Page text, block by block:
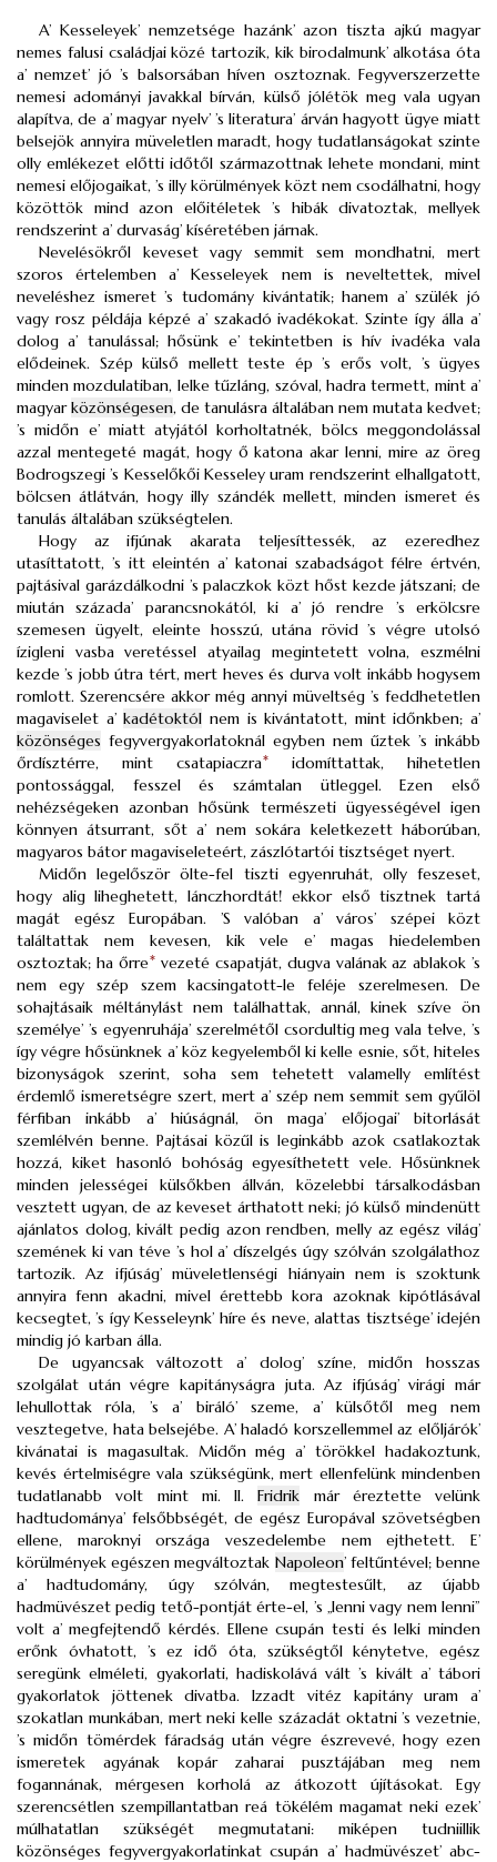
A’ Kesseleyek’ nemzetsége hazánk’ azon tiszta ajkú magyar
nemes falusi családjai közé tartozik, kik birodalmunk’ alkotása óta
a’ nemzet’ jó ’s balsorsában híven osztoznak. Fegyverszerzette
nemesi adományi javakkal bírván, külső jólétök meg vala ugyan
alapítva, de a’ magyar nyelv’ ’s literatura’ árván hagyott ügye miatt
belsejök annyira müveletlen maradt, hogy tudatlanságokat szinte
olly emlékezet előtti időtől származottnak lehete mondani, mint
nemesi előjogaikat, ’s illy körülmények közt nem csodálhatni, hogy
közöttök mind azon előitéletek ’s hibák divatoztak, mellyek
rendszerint a’ durvaság’ kíséretében járnak.
Nevelésökről keveset vagy semmit sem mondhatni, mert
szoros értelemben a’ Kesseleyek nem is neveltettek, mivel
neveléshez ismeret ’s tudomány kivántatik; hanem a’ szülék jó
vagy rosz példája képzé a’ szakadó ivadékokat. Szinte így álla a’
dolog a’ tanulással; hősünk e’ tekintetben is hív ivadéka vala
elődeinek. Szép külső mellett teste ép ’s erős volt, ’s ügyes
minden mozdulatiban, lelke tűzláng, szóval, hadra termett, mint a’
magyarközönségesen, de tanulásra általában nem mutata kedvet;
’s midőn e’ miatt atyjától korholtatnék, bölcs meggondolással
azzal mentegeté magát, hogy ő katona akar lenni, mire az öreg
Bodrogszegi ’s Kesselőkői Kesseley uram rendszerint elhallgatott,
bölcsen átlátván, hogy illy szándék mellett, minden ismeret és
tanulás általában szükségtelen.
Hogy az ifjúnak akarata teljesíttessék, az ezeredhez
utasíttatott, ’s itt eleintén a’ katonai szabadságot félre értvén,
pajtásival garázdálkodni ’s palaczkok közt hőst kezde játszani; de
miután százada’ parancsnokától, ki a’ jó rendre ’s erkölcsre
szemesen ügyelt, eleinte hosszú, utána rövid ’s végre utolsó
ízigleni vasba veretéssel atyailag megintetett volna, eszmélni
kezde ’s jobb útra tért, mert heves és durva volt inkább hogysem
romlott. Szerencsére akkor még annyi müveltség ’s feddhetetlen
magaviselet a’kadétoktól nem is kivántatott, mint időnkben; a’
közönséges fegyvergyakorlatoknál egyben nem űztek ’s inkább
őrdísztérre, mint csatapiaczra*
idomíttattak, hihetetlen
pontossággal, fesszel és számtalan ütleggel. Ezen első
nehézségeken azonban hősünk természeti ügyességével igen
könnyen átsurrant, sőt a’ nem sokára keletkezett háborúban,
magyaros bátor magaviseleteért, zászlótartói tisztséget nyert.
Midőn legelőször ölte-fel tiszti egyenruhát, olly feszeset,
hogy alig liheghetett, lánczhordtát! ekkor első tisztnek tartá
magát egész Europában. ’S valóban a’ város’ szépei közt
találtattak nem kevesen, kik vele e’ magas hiedelemben
osztoztak; ha őrre* vezeté csapatját, dugva valának az ablakok ’s
nem egy szép szem kacsingatott-le feléje szerelmesen. De
sohajtásaik méltánylást nem találhattak, annál, kinek szíve ön
személye’ ’s egyenruhája’ szerelmétől csordultig meg vala telve, ’s
így végre hősünknek a’ köz kegyelemből ki kelle esnie, sőt, hiteles
bizonyságok szerint, soha sem tehetett valamelly említést
érdemlő ismeretségre szert, mert a’ szép nem semmit sem gyűlöl
férfiban inkább a’ hiúságnál, ön maga’ előjogai’ bitorlását
szemlélvén benne. Pajtásai közűl is leginkább azok csatlakoztak
hozzá, kiket hasonló bohóság egyesíthetett vele. Hősünknek
minden jelességei külsőkben állván, közelebbi társalkodásban
vesztett ugyan, de az keveset árthatott neki; jó külső mindenütt
ajánlatos dolog, kivált pedig azon rendben, melly az egész világ’
szemének ki van téve ’s hol a’ díszelgés úgy szólván szolgálathoz
tartozik. Az ifjúság’ müveletlenségi hiányain nem is szoktunk
annyira fenn akadni, mivel érettebb kora azoknak kipótlásával
kecsegtet, ’s így Kesseleynk’ híre és neve, alattas tisztsége’ idején
mindig jó karban álla.
De ugyancsak változott a’ dolog’ színe, midőn hosszas
szolgálat után végre kapitányságra juta. Az ifjúság’ virági már
lehullottak róla, ’s a’ biráló’ szeme, a’ külsőtől meg nem
vesztegetve, hata belsejébe. A’ haladó korszellemmel az előljárók’
kivánatai is magasultak. Midőn még a’ törökkel hadakoztunk,
kevés értelmiségre vala szükségünk, mert ellenfelünk mindenben
tudatlanabb volt mint mi. II.Fridrik már éreztette velünk
hadtudománya’ felsőbbségét, de egész Europával szövetségben
ellene, maroknyi országa veszedelembe nem ejthetett. E’
körülmények egészen megváltoztak Napoleon’ feltűntével; benne
a’ hadtudomány, úgy szólván, megtestesűlt, az újabb
hadmüvészet pedig tető-pontját érte-el, ’s „lenni vagy nem lenni”
volt a’ megfejtendő kérdés. Ellene csupán testi és lelki minden
erőnk óvhatott, ’s ez idő óta, szükségtől kénytetve, egész
seregünk elméleti, gyakorlati, hadiskolává vált ’s kivált a’ tábori
gyakorlatok jöttenek divatba. Izzadt vitéz kapitány uram a’
szokatlan munkában, mert neki kelle századát oktatni ’s vezetnie,
’s midőn tömérdek fáradság után végre észrevevé, hogy ezen
ismeretek agyának kopár zaharai pusztájában meg nem
fogannának, mérgesen korholá az átkozott újításokat. Egy
szerencsétlen szempillantatban reá tökélém magamat neki ezek’
múlhatatlan szükségét megmutatani: miképen tudniillik
közönséges fegyvergyakorlatinkat csupán a’ hadmüvészet’ abc-